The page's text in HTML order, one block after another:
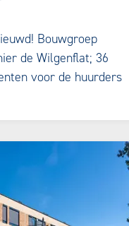
Bouwgroep
de Wilgenflat; 36
voor de huurders